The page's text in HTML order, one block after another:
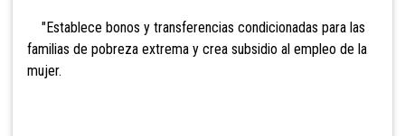
"Establece bonos y transferencias condicionadas para las
familias de pobreza extrema y crea subsidio al empleo de la
mujer.